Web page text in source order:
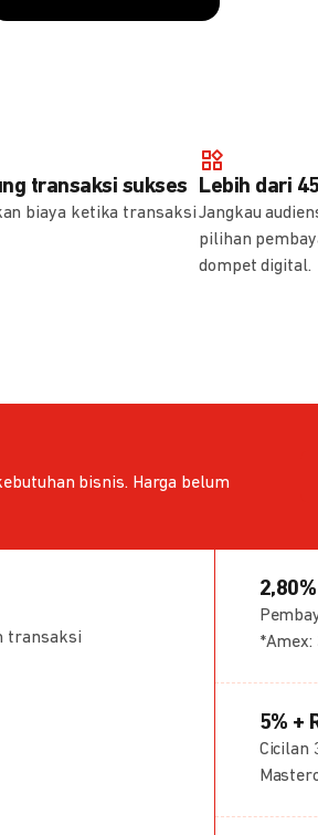
transaksi sukses
biaya ketika transaksi
Lebih dari
Jangkau
pilihan
dompet digital.
bisnis. Harga belum
transaksi
*Amex:
5% +
Cicilan